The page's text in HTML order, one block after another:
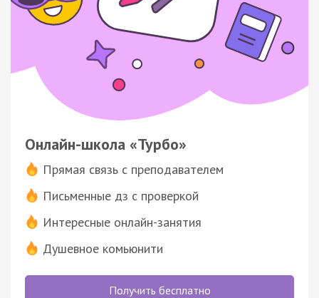
Онлайн-школа «Турбо»
Прямая связь с преподавателем
Письменные дз с проверкой
Интересные онлайн-занятия
Душевное комьюнити
Получить бесплатно